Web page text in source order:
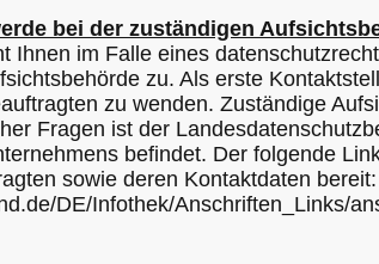
bei der zuständigen
Ihnen im Falle eines
zu. Als erste
zu wenden. Zuständige
Fragen ist der
befindet. Der folgende
sowie deren Kontaktdaten bereit:
DE/Infothek/Anschriften_Links/